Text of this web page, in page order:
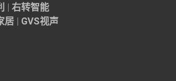
右转智能
居 GVS视声